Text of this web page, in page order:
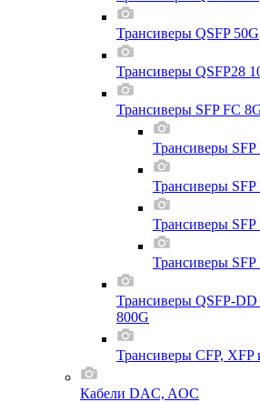
Трансиверы QSFP 50G
Трансиверы QSFP28
Трансиверы SFP FC
Трансиверы SFP
Трансиверы SFP
Трансиверы SFP
Трансиверы SFP
Трансиверы QSFP-DD
800G
Трансиверы CFP, XFP
Кабели DAC, AOC